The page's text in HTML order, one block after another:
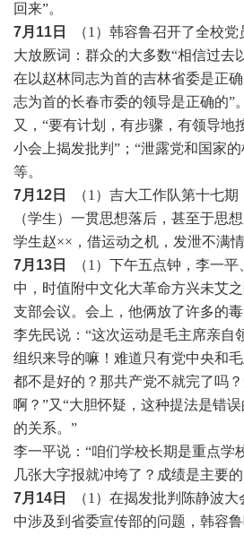
回来”。
7月11日
（1）韩容鲁召开了全校
大放厥词：群众的大多数“相信过去
在以赵林同志为首的吉林省委是正
志为首的长春市委的领导是正确的”。
又， “要有计划，有步骤，有领导地
小会上揭发批判”；“泄露党和国家
等。
7月12日
（1）吉大工作队第十七
（学生）一贯思想落后，甚至于思
学生赵××，借运动之机，发泄不满情
7月13日
（1）下午五点钟，李一
中，时值附中文化大革命方兴未艾
支部会议。会上，他俩放了许多的毒
李先民说： “这次运动是毛主席亲自
组织来导的嘛！难道只有党中央和
都不是好的？那共产党不就完了吗
啊？ ”又“大胆怀疑，这种提法是错
的关系。”
李一平说： “咱们学校长期是重点学
几张大字报就冲垮了？成绩是主要的
7月14日
（1）在揭发批判陈静波大
中涉及到省委宣传部的问题，韩容